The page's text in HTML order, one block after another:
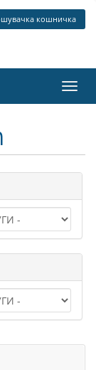
кошничка